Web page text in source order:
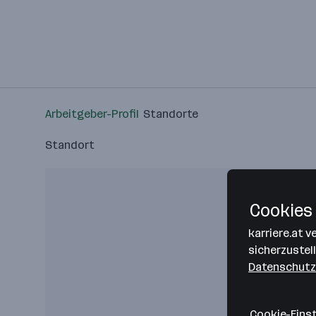
Arbeitgeber-Profil Standorte
Standort
karriere.at